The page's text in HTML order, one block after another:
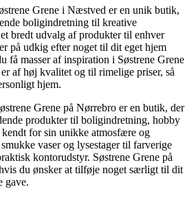
Grene i Næstved er en unik butik,
boligindretning til kreative
bredt udvalg af produkter til enhver
på udkig efter noget til dit eget hjem
få masser af inspiration i Søstrene Grene
af høj kvalitet og til rimelige priser, så
hjem.
Grene på Nørrebro er en butik, der
produkter til boligindretning, hobby
for sin unikke atmosfære og
vaser og lysestager til farverige
kontorudstyr. Søstrene Grene på
du ønsker at tilføje noget særligt til dit
gave.